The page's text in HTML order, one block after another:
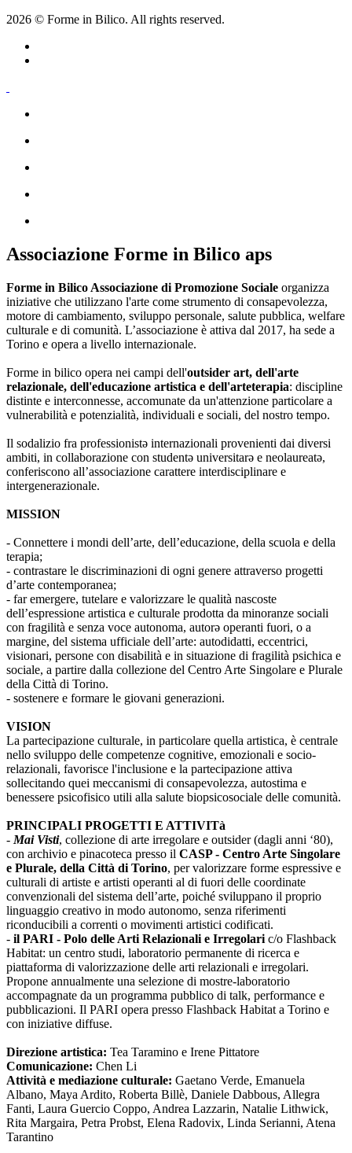
2026 © Forme in Bilico. All rights reserved.
Associazione Forme in Bilico aps
Forme in Bilico Associazione di Promozione Sociale organizza
iniziative che utilizzano l'arte come strumento di consapevolezza,
motore di cambiamento, sviluppo personale, salute pubblica, welfare
culturale e di comunità. L’associazione è attiva dal 2017, ha sede a
Torino e opera a livello internazionale.
Forme in bilico opera nei campi dell'outsider art, dell'arte
relazionale, dell'educazione artistica e dell'arteterapia: discipline
distinte e interconnesse, accomunate da un'attenzione particolare a
vulnerabilità e potenzialità, individuali e sociali, del nostro tempo.
Il sodalizio fra professionistə internazionali provenienti dai diversi
ambiti, in collaborazione con studentə universitarə e neolaureatə,
conferiscono all’associazione carattere interdisciplinare e
intergenerazionale.
MISSION
- Connettere i mondi dell’arte, dell’educazione, della scuola e della
terapia;
- contrastare le discriminazioni di ogni genere attraverso progetti
d’arte contemporanea;
- far emergere, tutelare e valorizzare le qualità nascoste
dell’espressione artistica e culturale prodotta da minoranze sociali
con fragilità e senza voce autonoma, autorə operanti fuori, o a
margine, del sistema ufficiale dell’arte: autodidatti, eccentrici,
visionari, persone con disabilità e in situazione di fragilità psichica e
sociale, a partire dalla collezione del Centro Arte Singolare e Plurale
della Città di Torino.
- sostenere e formare le giovani generazioni.
VISION
La partecipazione culturale, in particolare quella artistica, è centrale
nello sviluppo delle competenze cognitive, emozionali e socio-
relazionali, favorisce l'inclusione e la partecipazione attiva
sollecitando quei meccanismi di consapevolezza, autostima e
benessere psicofisico utili alla salute biopsicosociale delle comunità.
PRINCIPALI PROGETTI E ATTIVITà
- Mai Visti, collezione di arte irregolare e outsider (dagli anni ‘80),
con archivio e pinacoteca presso il CASP - Centro Arte Singolare
e Plurale, della Città di Torino, per valorizzare forme espressive e
culturali di artiste e artisti operanti al di fuori delle coordinate
convenzionali del sistema dell’arte, poiché sviluppano il proprio
linguaggio creativo in modo autonomo, senza riferimenti
riconducibili a correnti o movimenti artistici codificati.
- il PARI - Polo delle Arti Relazionali e Irregolari c/o Flashback
Habitat: un centro studi, laboratorio permanente di ricerca e
piattaforma di valorizzazione delle arti relazionali e irregolari.
Propone annualmente una selezione di mostre-laboratorio
accompagnate da un programma pubblico di talk, performance e
pubblicazioni. Il PARI opera presso Flashback Habitat a Torino e
con iniziative diffuse.
Direzione artistica: Tea Taramino e Irene Pittatore
Comunicazione: Chen Li
Attività e mediazione culturale: Gaetano Verde, Emanuela
Albano, Maya Ardito, Roberta Billè, Daniele Dabbous, Allegra
Fanti, Laura Guercio Coppo, Andrea Lazzarin, Natalie Lithwick,
Rita Margaira, Petra Probst, Elena Radovix, Linda Serianni, Atena
Tarantino